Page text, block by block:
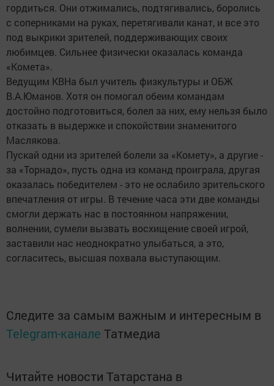
гордиться. Они отжимались, подтягивались, боролись
с соперниками на руках, перетягивали канат, и все это
под выкрики зрителей, поддерживающих своих
любимцев. Сильнее физически оказалась команда
«Комета».
Ведущим КВНа был учитель физкультуры и ОБЖ
В.А.Юманов. Хотя он помогал обеим командам
достойно подготовиться, болел за них, ему нельзя было
отказать в выдержке и спокойствии знаменитого
Маслякова.
Пускай одни из зрителей болели за «Комету», а другие -
за «Торнадо», пусть одна из команд проиграла, другая
оказалась победителем - это не ослабило зрительского
впечатления от игры. В течение часа эти две команды
смогли держать нас в постоянном напряжении,
волнении, сумели вызвать восхищение своей игрой,
заставили нас неоднократно улыбаться, а это,
согласитесь, высшая похвала выступающим.
Следите за самым важным и интересным в
Telegram-канале Татмедиа
Читайте новости Татарстана в